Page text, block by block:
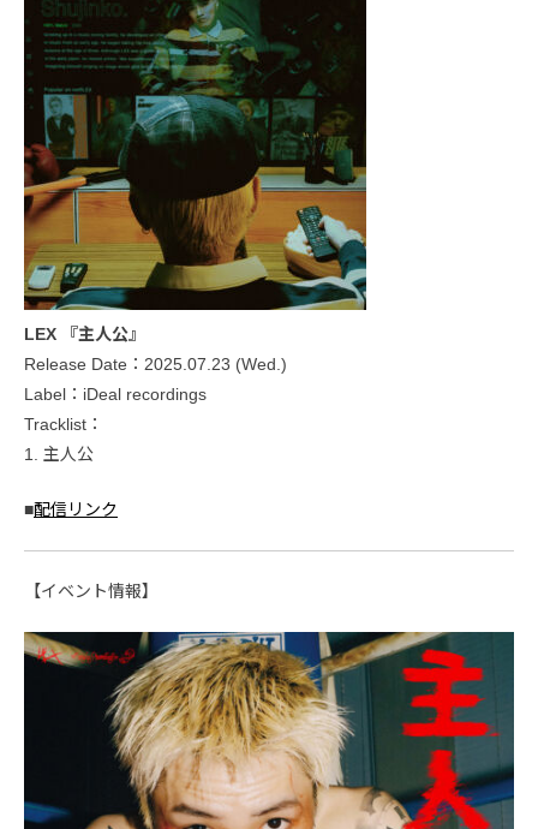
LEX 『主人公』
Release Date：2025.07.23 (Wed.)
Label：iDeal recordings
Tracklist：
1. 主人公
■配信リンク
【イベント情報】